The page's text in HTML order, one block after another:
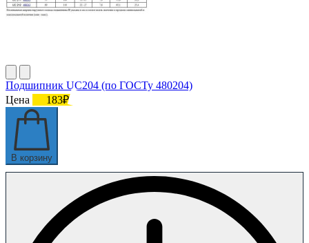
Подшипник UC204 (по ГОСТу 480204)
Цена
183₽
В корзину